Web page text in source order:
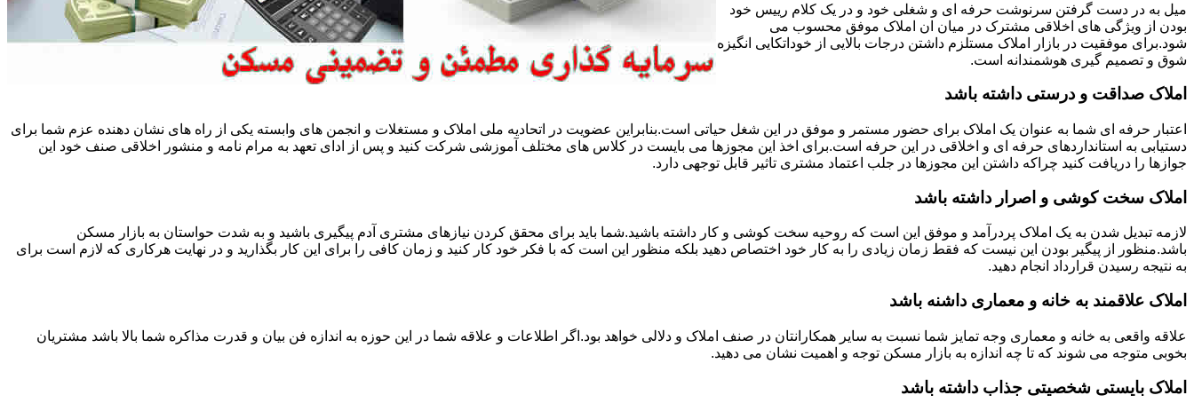
میل به در دست گرفتن سرنوشت حرفه ای و شغلی خود و در یک کلام رییس خود
بودن از ویژگی های اخلاقی مشترک در میان ان املاک موفق محسوب می
شود.برای موفقیت در بازار املاک مستلزم داشتن درجات بالایی از خوداتکایی انگیزه
شوق و تصمیم گیری هوشمندانه است.
املاک صداقت و درستی داشته باشد
اعتبار حرفه ای شما به عنوان یک املاک برای حضور مستمر و موفق در این شغل حیاتی است.بنابراین عضویت در اتحادیه ملی املاک و مستغلات و انجمن های وابسته یکی از راه های نشان دهنده عزم شما برای
دستیابی به استانداردهای حرفه ای و اخلاقی در این حرفه است.برای اخذ این مجوزها می بایست در کلاس های مختلف آموزشی شرکت کنید و پس از ادای تعهد به مرام نامه و منشور اخلاقی صنف خود این
جوازها را دریافت کنید چراکه داشتن این مجوزها در جلب اعتماد مشتری تاثیر قابل توجهی دارد.
املاک سخت کوشی و اصرار داشته باشد
لازمه تبدیل شدن به یک املاک پردرآمد و موفق این است که روحیه سخت کوشی و کار داشته باشید.شما باید برای محقق کردن نیازهای مشتری آدم پیگیری باشید و به شدت حواستان به بازار مسکن
باشد.منظور از پیگیر بودن این نیست که فقط زمان زیادی را به کار خود اختصاص دهید بلکه منظور این است که با فکر خود کار کنید و زمان کافی را برای این کار بگذارید و در نهایت هرکاری که لازم است برای
به نتیجه رسیدن قرارداد انجام دهید.
املاک علاقمند به خانه و معماری داشنه باشد
علاقه واقعی به خانه و معماری وجه تمایز شما نسبت به سایر همکارانتان در صنف املاک و دلالی خواهد بود.اگر اطلاعات و علاقه شما در این حوزه به اندازه فن بیان و قدرت مذاکره شما بالا باشد مشتریان
بخوبی متوجه می شوند که تا چه اندازه به بازار مسکن توجه و اهمیت نشان می دهید.
املاک بایستی شخصیتی جذاب داشته باشد